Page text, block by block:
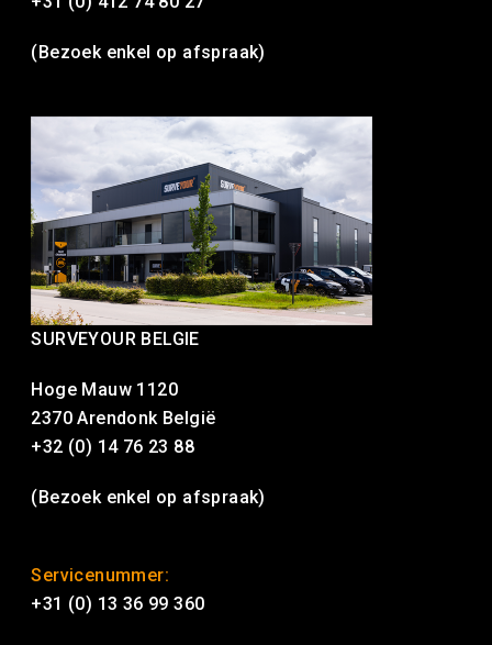
(Bezoek enkel op afspraak)
SURVEYOUR BELGIE
Hoge Mauw 1120
2370 Arendonk België
+32 (0) 14 76 23 88
(Bezoek enkel op afspraak)
Servicenummer:
+31 (0) 13 36 99 360